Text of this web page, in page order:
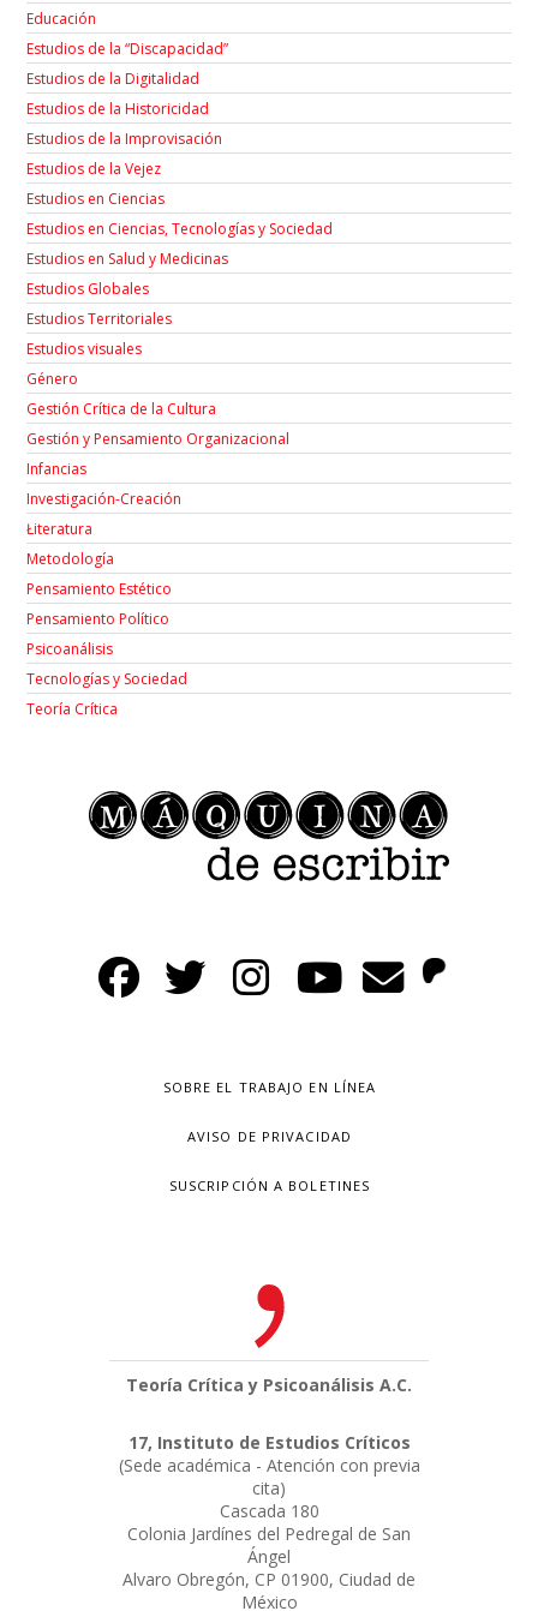
Educación
Estudios de la “Discapacidad”
Estudios de la Digitalidad
Estudios de la Historicidad
Estudios de la Improvisación
Estudios de la Vejez
Estudios en Ciencias
Estudios en Ciencias, Tecnologías y Sociedad
Estudios en Salud y Medicinas
Estudios Globales
Estudios Territoriales
Estudios visuales
Género
Gestión Crítica de la Cultura
Gestión y Pensamiento Organizacional
Infancias
Investigación-Creación
Łiteratura
Metodología
Pensamiento Estético
Pensamiento Político
Psicoanálisis
Tecnologías y Sociedad
Teoría Crítica
SOBRE EL TRABAJO EN LÍNEA
AVISO DE PRIVACIDAD
SUSCRIPCIÓN A BOLETINES
Teoría Crítica y Psicoanálisis A.C.
17, Instituto de Estudios Críticos
(Sede académica - Atención con previa
cita)
Cascada 180
Colonia Jardínes del Pedregal de San
Ángel
Alvaro Obregón, CP 01900, Ciudad de
México